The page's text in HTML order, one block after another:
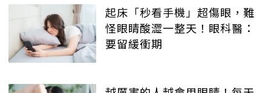
起床「秒看手機」超傷眼，難
怪眼睛酸澀一整天！眼科醫：
要留緩衝期